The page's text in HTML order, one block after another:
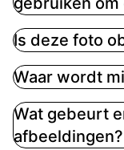
Is deze foto
Waar wordt
Wat gebeurt
afbeeldingen?